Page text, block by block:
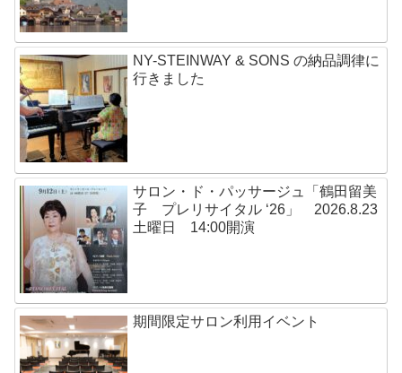
NY-STEINWAY & SONS の納品調律に
行きました
サロン・ド・パッサージュ「鶴田留美
子 プレリサイタル ‘26」 2026.8.23
土曜日 14:00開演
期間限定サロン利用イベント